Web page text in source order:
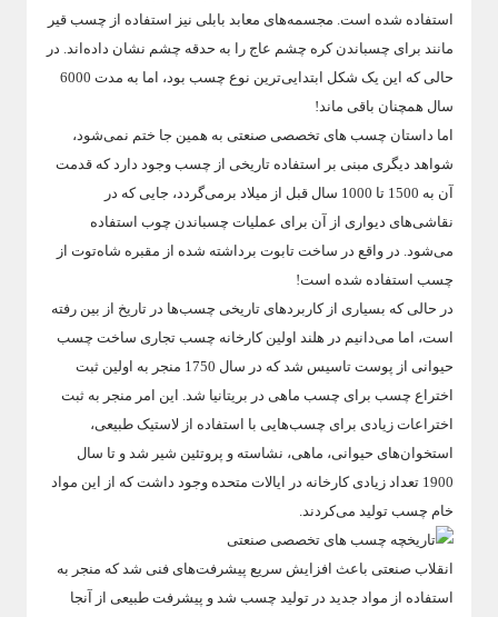
استفاده شده است. مجسمه‌های معابد بابلی نیز استفاده از چسب قیر
مانند برای چسباندن کره چشم عاج را به حدقه چشم نشان داده‌اند. در
حالی که این یک شکل ابتدایی‌ترین نوع چسب بود، اما به مدت 6000
سال همچنان باقی ماند!
اما داستان چسب های تخصصی صنعتی به همین جا ختم نمی‌شود،
شواهد دیگری مبنی بر استفاده تاریخی از چسب وجود دارد که قدمت
آن به 1500 تا 1000 سال قبل از میلاد برمی‌گردد، جایی که در
نقاشی‌های دیواری از آن برای عملیات چسباندن چوب استفاده
می‌شود. در واقع در ساخت تابوت برداشته شده از مقبره شاه‌توت از
چسب استفاده شده است!
در حالی که بسیاری از کاربردهای تاریخی چسب‌ها در تاریخ از بین رفته
است، اما می‌دانیم در هلند اولین کارخانه چسب تجاری ساخت چسب
حیوانی از پوست تاسیس شد که در سال 1750 منجر به اولین ثبت
اختراع چسب برای چسب ماهی در بریتانیا شد. این امر منجر به ثبت
اختراعات زیادی برای چسب‌هایی با استفاده از لاستیک طبیعی،
استخوان‌های حیوانی، ماهی، نشاسته و پروتئین شیر شد و تا سال
1900 تعداد زیادی کارخانه در ایالات متحده وجود داشت که از این مواد
خام چسب تولید می‌کردند.
انقلاب صنعتی باعث افزایش سریع پیشرفت‌های فنی شد که منجر به
استفاده از مواد جدید در تولید چسب شد و پیشرفت طبیعی از آنجا